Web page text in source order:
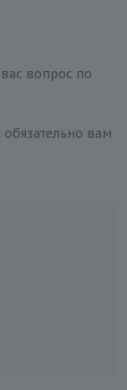
вопрос по
вам